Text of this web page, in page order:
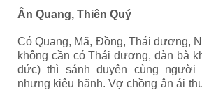
Ân Quang, Thiên Quý
Có Quang, Mã, Đồng, Thái dương,
không cần có Thái dương, đàn bà
đức) thì sánh duyên cùng người
nhưng kiêu hãnh. Vợ chồng ân ái